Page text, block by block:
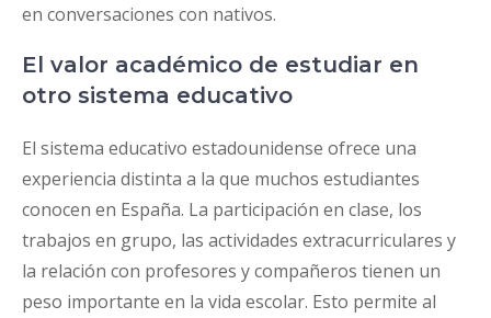
en conversaciones con nativos.
El valor académico de estudiar en
otro sistema educativo
El sistema educativo estadounidense ofrece una
experiencia distinta a la que muchos estudiantes
conocen en España. La participación en clase, los
trabajos en grupo, las actividades extracurriculares y
la relación con profesores y compañeros tienen un
peso importante en la vida escolar. Esto permite al